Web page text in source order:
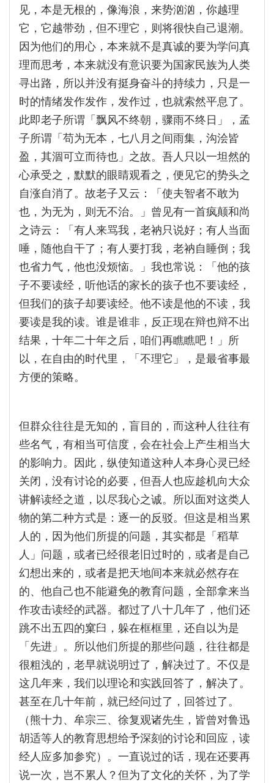
见，本是无根的，像海浪，来势汹汹，你越理
它，它越带劲，但不理它，则将很快自己退潮。
因为他们的用心，本来就不是真诚的要为学问真
理而思考，本来就没有意识要为国家民族为人类
寻出路，所以并没有挺身奋斗的持续力，只是一
时的情绪发作发作，发作过，也就索然平息了。
此即老子所谓「飘风不终朝，骤雨不终日」，孟
子所谓「苟为无本，七八月之间雨集，沟浍皆
盈，其涸可立而待也」之故。吾人只以一坦然的
心承受之，默默的眼睛观看之，便见它的势头之
自涨自消了。故老子又云：「使夫智者不敢为
也，为无为，则无不治。」曾见有一首疯颠和尚
之诗云：「有人来骂我，老衲只说好；有人当面
唾，随他自干了；有人要打我，老衲自睡倒；我
也省力气，他也没烦恼。」我也常说：「他的孩
子不要读经，听他话的家长的孩子也不要读经，
但我们的孩子却要读经。他不读是他的不读，我
要读是我的读。谁是谁非，反正现在辩也辩不出
结果，十年二十年之后，咱们再瞧瞧吧！」所
以，在自由的时代里，「不理它」，是最省事最
方便的策略。
但群众往往是无知的，盲目的，而这种人往往有
些名气，有相当可信度，会在社会上产生相当大
的影响力。因此，纵使知道这种人本身心灵已经
关闭，没有讨论的必要，但吾人也应趁机向大众
讲解读经之道，以尽我心之诚。所以面对这类人
物的第二种方式是：逐一的反驳。但这是相当累
人的，因为他们所提的问题，其实都是「稻草
人」问题，或者已经很老旧过时的，或者是自己
幻想出来的，或者是把天地间本来就必然存在
的、他自己也不能避免的教育问题，全部拿来当
作攻击读经的武器。都过了八十几年了，他们还
跳不出五四的窠臼，躲在框框里，还自以为是
「先进」。所以他们所提的那些问题，往往都是
很粗浅的，老早就说明过了，解决过了。不仅是
这几年来，我们以理论和实践回答了，解决了。
甚至在几十年前，就已经问过了，回答过了。
（熊十力、牟宗三、徐复观诸先生，皆曾对鲁迅
胡适等人的教育思想给予深刻的讨论和回应，读
经人应多加参究）。一直说过的话，现在还要再
说一次，岂不累人？但为了文化的关怀，为了学